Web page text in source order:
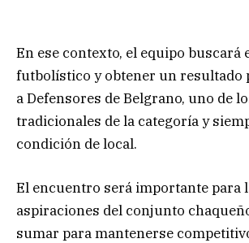
En ese contexto, el equipo buscará
futbolístico y obtener un resultado
a Defensores de Belgrano, uno de
tradicionales de la categoría y
condición de local.
El encuentro será importante para
aspiraciones del conjunto
sumar para mantenerse